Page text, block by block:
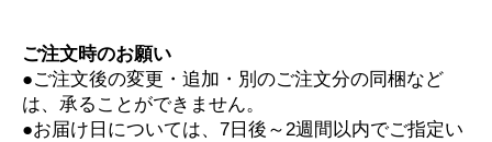
ご注文時のお願い
●ご注文後の変更・追加・別のご注文分の同梱など
は、承ることができません。
●お届け日については、7日後～2週間以内でご指定い